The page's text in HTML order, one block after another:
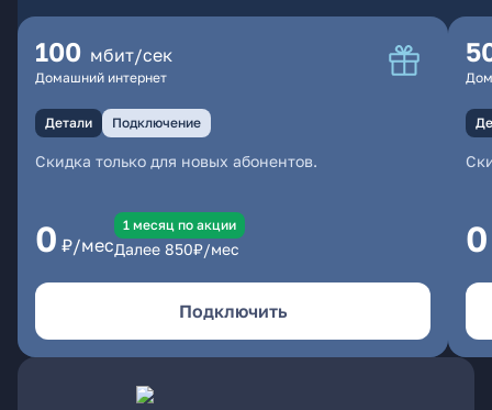
100 мбит/сек
Домашний интернет
Детали Подключение
Скидка только для новых абонентов.
0 ₽/мес
1 месяц по акции
Далее 850₽/мес
Подключить
0